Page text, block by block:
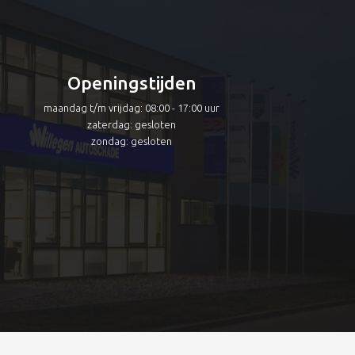
Openingstijden
maandag t/m vrijdag: 08:00 - 17:00 uur
zaterdag: gesloten
zondag: gesloten